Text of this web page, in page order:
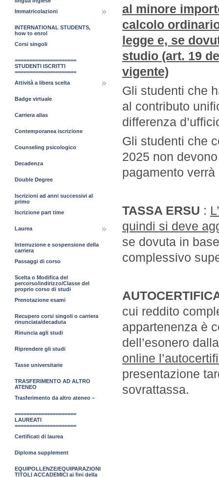
al minore
calcolo
legge e, se
studio (art. 19
vigente)
Gli studenti che
al contributo
differenza
Gli studenti che
2025 non
pagamento verrà
TASSA ERSU :
quindi si deve
se dovuta in
complessivo
cui reddito
appartenenza è
dell’esonero
online
presentazione
sovrattassa.
Immatricolazioni
INTERNATIONAL STUDENTS,
how to enrol
Corsi singoli
=====================
STUDENTI ISCRITTI
=====================
Attività a libera scelta
Badge virtuale
Carriera alias
Contemporanea iscrizione
Counseling psicologico
Decadenza
Double Degree
Iscrizioni ad anni successivi al
primo
Iscrizione part time
Laurea
Interruzione e sospensione della
carriera
Passaggi di corso
Scelta o Modifica del
percorso/indirizzo/Classe del
proprio corso di studi
Prenotazione esami
Recupero corsi singoli o carriera
rinunciata/decaduta
Rinuncia agli studi
Riprendere gli studi
Tasse universitarie
TRASFERIMENTO AD ALTRO
ATENEO
Trasferimento da altro ateneo –
=====================
LAUREATI
=====================
Certificati di laurea
Diploma supplement
EQUIPOLLENZE/EQUIPARAZIONI
TITOLI ACCADEMICI ai fini della